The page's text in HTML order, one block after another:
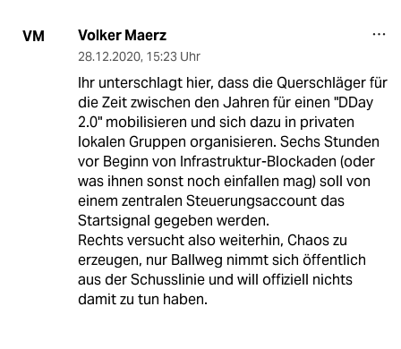
VM Volker Maerz
28.12.2020, 15:23 Uhr
Ihr unterschlagt hier, dass die Querschläger für
die Zeit zwischen den Jahren für einen "DDay
2.0" mobilisieren und sich dazu in privaten
lokalen Gruppen organisieren. Sechs Stunden
vor Beginn von Infrastruktur-Blockaden (oder
was ihnen sonst noch einfallen mag) soll von
einem zentralen Steuerungsaccount das
Startsignal gegeben werden.
Rechts versucht also weiterhin, Chaos zu
erzeugen, nur Ballweg nimmt sich öffentlich
aus der Schusslinie und will offiziell nichts
damit zu tun haben.